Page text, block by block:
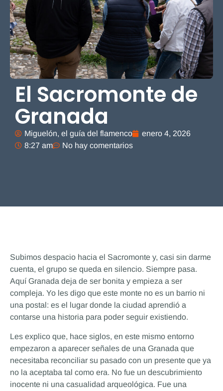
El Sacromonte de
Granada
Miguelón, el guía del flamenco
enero 4, 2026
8:27 am
No hay comentarios
Subimos despacio hacia el Sacromonte y, casi sin darme
cuenta, el grupo se queda en silencio. Siempre pasa.
Aquí Granada deja de ser bonita y empieza a ser
compleja. Yo les digo que este monte no es un barrio ni
una postal: es el lugar donde la ciudad aprendió a
contarse una historia para poder seguir existiendo.
Les explico que, hace siglos, en este mismo entorno
empezaron a aparecer señales de una Granada que
necesitaba reconciliar su pasado con un presente que ya
no la aceptaba tal como era. No fue un descubrimiento
inocente ni una casualidad arqueológica. Fue una